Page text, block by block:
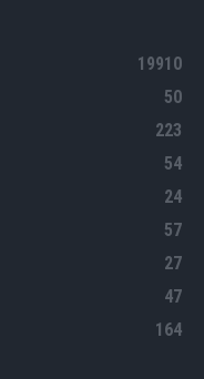
19910
50
223
54
24
57
27
47
164